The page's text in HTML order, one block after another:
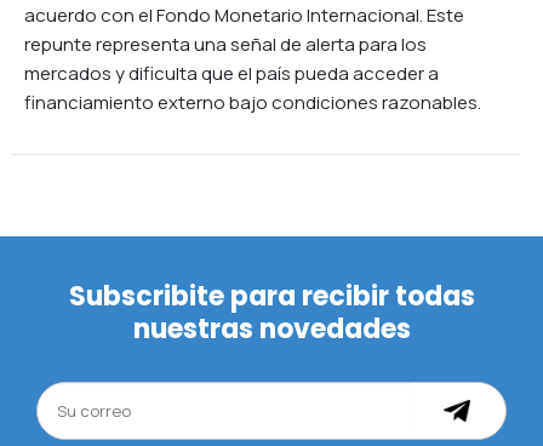
acuerdo con el Fondo Monetario Internacional. Este
repunte representa una señal de alerta para los
mercados y dificulta que el país pueda acceder a
financiamiento externo bajo condiciones razonables.
Subscribite para recibir todas
nuestras novedades